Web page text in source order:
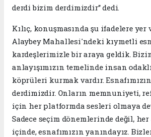
derdi bizim derdimizdir” dedi.
Kılıç, konuşmasında şu ifadelere yer
Alaybey Mahallesi'ndeki kıymetli
kardeşlerimizle bir araya geldik.
anlayışımızın temelinde insan
köprüleri kurmak vardır.
derdimizdir. Onların memnuniyeti,
için her platformda sesleri olmaya
Sadece seçim dönemlerinde değil,
içinde, esnafımızın yanındayız.